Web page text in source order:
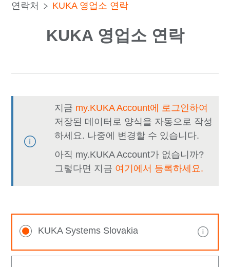
연락처 KUKA 영업소 연락
KUKA 영업소 연락
지금 my.KUKA Account에 로그인하여
저장된 데이터로 양식을 자동으로 작성
하세요. 나중에 변경할 수 있습니다.
아직 my.KUKA Account가 없습니까?
그렇다면 지금 여기에서 등록하세요.
KUKA Systems Slovakia